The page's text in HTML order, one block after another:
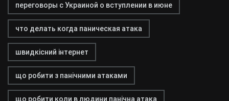
переговоры с Украиной о вступлении в июне
что делать когда паническая атака
швидкісний інтернет
що робити з панічними атаками
що робити коли в людини панічна атака